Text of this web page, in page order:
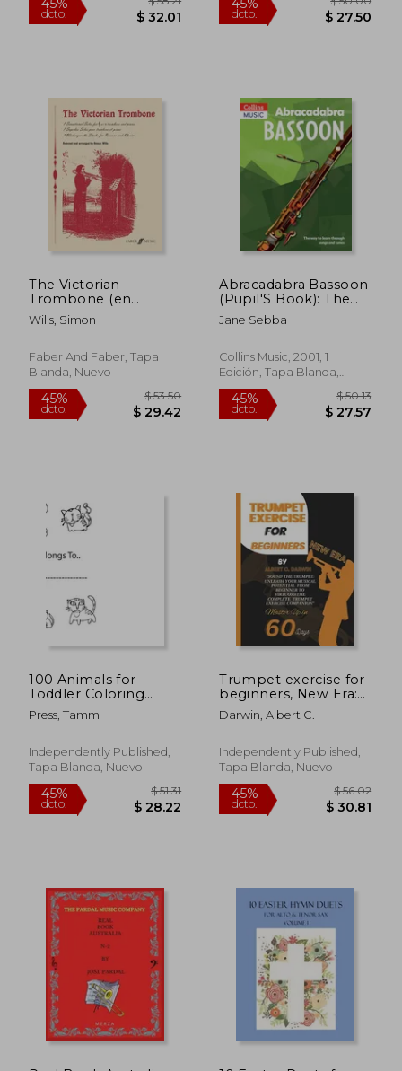
45%
dcto.
45%
dcto.
The Victorian
Trombone (en
Inglés)
Wills, Simon
Faber And Faber, Tapa
Blanda, Nuevo
45%
dcto. $ 29.42
Abracadabra Bassoon
(Pupil'S Book): The
way to Learn
Through Songs and
Woodwind) (en
Inglés)
Jane Sebba
Collins Music, 2001, 1
Edición, Tapa Blanda,
Nuevo
45%
dcto.
100 Animals for
Toddler Coloring
Book: Early
Educational Easy and
Book for toddlers
kids ages 2-4, 4-8
an (en Inglés)
Press, Tamm
Independently Published,
Tapa Blanda, Nuevo
Trumpet exercise for
beginners, New Era:
Sound the Trumpet:
Unleash Your Musical
Beginner to Virtuoso:
the complete
(en Inglés)
Darwin, Albert C.
Independently Published,
Tapa Blanda, Nuevo